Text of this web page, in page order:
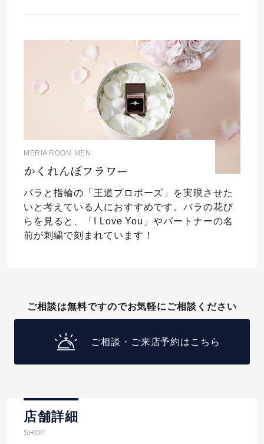
MERIA ROOM MEN
かくれんぼフラワー
バラと指輪の「王道プロポーズ」を実現させた
いと考えている人におすすめです。バラの花び
らを見ると、「I Love You」やパートナーの名
前が刺繍で刻まれています！
ご相談は無料ですのでお気軽にご相談ください
ご相談・ご来店予約はこちら
店舗詳細
SHOP